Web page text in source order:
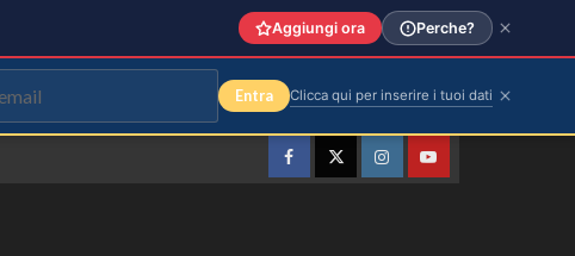
FacebookTwitterInstagramYouTube
Aggiungi ora Perche?
Entra Clicca qui per inserire i tuoi dati